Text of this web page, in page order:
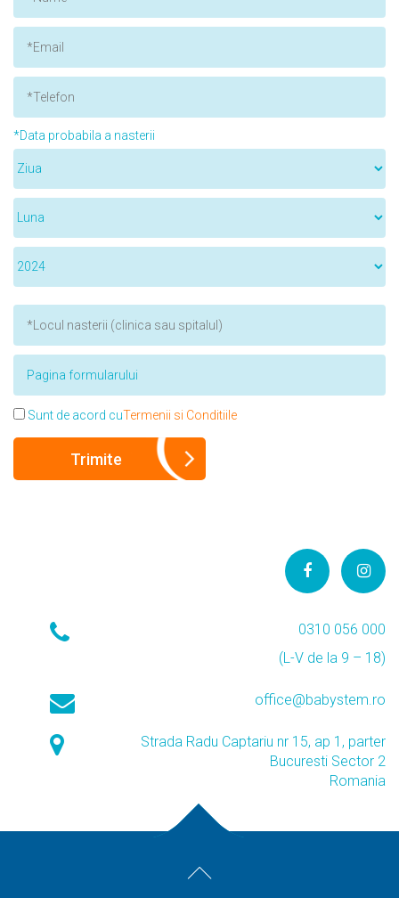
*Data probabila a nasterii
Sunt de acord cuTermenii si Conditiile
0310 056 000
(L-V de la 9 – 18)
office@babystem.ro
Strada Radu Captariu nr 15, ap 1, parter
Bucuresti Sector 2
Romania